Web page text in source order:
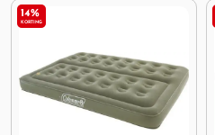
14%
KORTING